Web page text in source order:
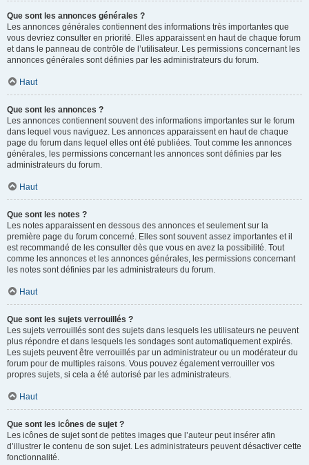
Que sont les annonces générales ?
Les annonces générales contiennent des informations très importantes que
vous devriez consulter en priorité. Elles apparaissent en haut de chaque forum
et dans le panneau de contrôle de l’utilisateur. Les permissions concernant les
annonces générales sont définies par les administrateurs du forum.
Haut
Que sont les annonces ?
Les annonces contiennent souvent des informations importantes sur le forum
dans lequel vous naviguez. Les annonces apparaissent en haut de chaque
page du forum dans lequel elles ont été publiées. Tout comme les annonces
générales, les permissions concernant les annonces sont définies par les
administrateurs du forum.
Haut
Que sont les notes ?
Les notes apparaissent en dessous des annonces et seulement sur la
première page du forum concerné. Elles sont souvent assez importantes et il
est recommandé de les consulter dès que vous en avez la possibilité. Tout
comme les annonces et les annonces générales, les permissions concernant
les notes sont définies par les administrateurs du forum.
Haut
Que sont les sujets verrouillés ?
Les sujets verrouillés sont des sujets dans lesquels les utilisateurs ne peuvent
plus répondre et dans lesquels les sondages sont automatiquement expirés.
Les sujets peuvent être verrouillés par un administrateur ou un modérateur du
forum pour de multiples raisons. Vous pouvez également verrouiller vos
propres sujets, si cela a été autorisé par les administrateurs.
Haut
Que sont les icônes de sujet ?
Les icônes de sujet sont de petites images que l’auteur peut insérer afin
d’illustrer le contenu de son sujet. Les administrateurs peuvent désactiver cette
fonctionnalité.